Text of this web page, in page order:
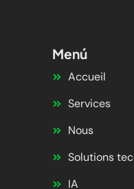
Menú
Accueil
Services
Nous
Solutions
IA